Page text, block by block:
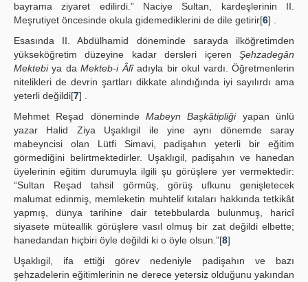
bayrama ziyaret edilirdi.” Naciye Sultan, kardeşlerinin II.
Meşrutiyet öncesinde okula gidemediklerini de dile getirir[6] .
Esasında II. Abdülhamid döneminde sarayda ilköğretimden
yükseköğretim düzeyine kadar dersleri içeren Şehzadegân
Mektebiya daMekteb-i Âlîadıyla bir okul vardı. Öğretmenlerin
nitelikleri de devrin şartları dikkate alındığında iyi sayılırdı ama
yeterli değildi[7] .
Mehmet Reşad döneminde Mabeyn Başkâtipliğiyapan ünlü
yazar Halid Ziya Uşaklıgil ile yine aynı dönemde saray
mabeyncisi olan Lütfi Simavi, padişahın yeterli bir eğitim
görmediğini belirtmektedirler. Uşaklıgil, padişahın ve hanedan
üyelerinin eğitim durumuyla ilgili şu görüşlere yer vermektedir:
“Sultan Reşad tahsil görmüş, görüş ufkunu genişletecek
malumat edinmiş, memleketin muhtelif kıtaları hakkında tetkikât
yapmış, dünya tarihine dair tetebbularda bulunmuş, haricî
siyasete müteallik görüşlere vasıl olmuş bir zat değildi elbette;
hanedandan hiçbiri öyle değildi ki o öyle olsun.”[8]
Uşaklıgil, ifa ettiği görev nedeniyle padişahın ve bazı
şehzadelerin eğitimlerinin ne derece yetersiz olduğunu yakından